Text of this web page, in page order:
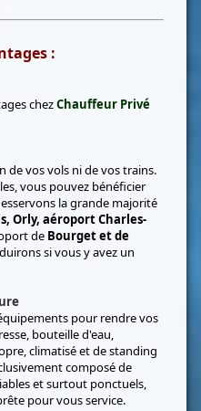
:
chezChauffeur Privé
de vos vols ni de vos trains.
vous pouvez bénéficier
la grande majorité
Orly, aéroport Charles-
de Bourget et de
si vous y avez un
pour rendre vos
bouteille d'eau,
climatisé et de standing
composé de
et surtout ponctuels,
pour vous service.